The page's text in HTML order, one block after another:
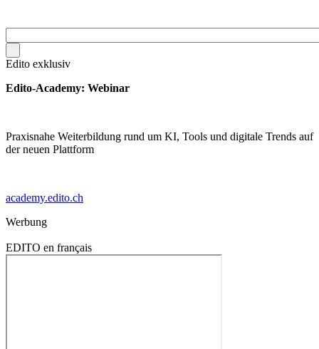
Edito exklusiv
Edito-Academy: Webinar
Praxisnahe Weiterbildung rund um KI, Tools und digitale Trends auf
der neuen Plattform
academy.edito.ch
Werbung
EDITO en français